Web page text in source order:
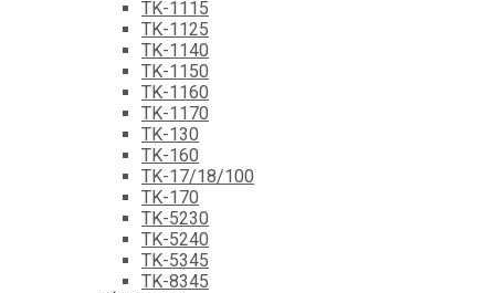
TK-1115
TK-1125
TK-1140
TK-1150
TK-1160
TK-1170
TK-130
TK-160
TK-17/18/100
TK-170
TK-5230
TK-5240
TK-5345
TK-8345